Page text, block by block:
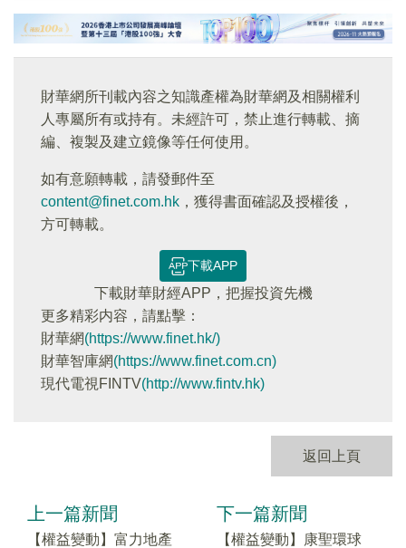
財華網所刊載內容之知識產權為財華網及相關權利
人專屬所有或持有。未經許可，禁止進行轉載、摘
編、複製及建立鏡像等任何使用。
如有意願轉載，請發郵件至
content@finet.com.hk ，獲得書面確認及授權後，
方可轉載。
下載APP
下載財華財經APP，把握投資先機
更多精彩内容，請點擊：
財華網(https://www.finet.hk/)
財華智庫網(https://www.finet.com.cn)
現代電視FINTV(http://www.fintv.hk)
返回上頁
上一篇新聞
【權益變動】富力地產
下一篇新聞
【權益變動】康聖環球